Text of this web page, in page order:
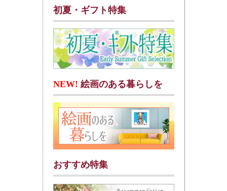
初夏・ギフト特集
NEW! 絵画のある暮らしを
おすすめ特集